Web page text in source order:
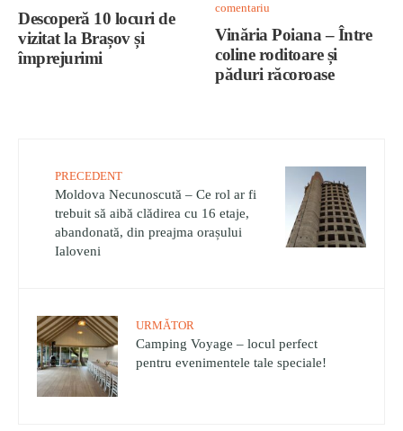
Descoperă 10 locuri de
vizitat la Brașov și
împrejurimi
comentariu
Vinăria Poiana – Între
coline roditoare și
păduri răcoroase
PRECEDENT
Moldova Necunoscută – Ce rol ar fi
trebuit să aibă clădirea cu 16 etaje,
abandonată, din preajma orașului
Ialoveni
URMĂTOR
Camping Voyage – locul perfect
pentru evenimentele tale speciale!